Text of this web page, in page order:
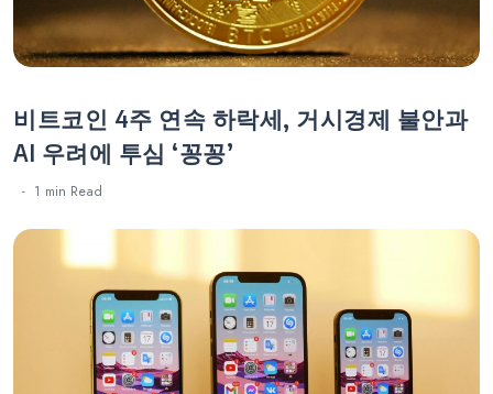
비트코인 4주 연속 하락세, 거시경제 불안과
AI 우려에 투심 ‘꽁꽁’
1 min Read